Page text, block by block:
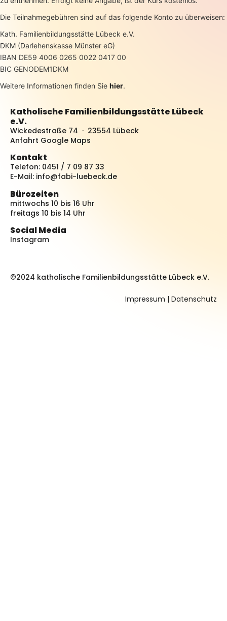
Die Teilnahmegebühren sind auf das folgende Konto zu überweisen:
Kath. Familienbildungsstätte Lübeck e.V.
DKM (Darlehenskasse Münster eG)
IBAN DE59 4006 0265 0022 0417 00
BIC GENODEM1DKM
Weitere Informationen finden Sie hier.
Katholische Familienbildungsstätte Lübeck
e.V.
Wickedestraße 74 · 23554 Lübeck
Anfahrt Google Maps
Kontakt
Telefon: 0451 / 7 09 87 33
E-Mail: info@fabi-luebeck.de
Bürozeiten
mittwochs 10 bis 16 Uhr
freitags 10 bis 14 Uhr
Social Media
Instagram
©2024 katholische Familienbildungsstätte Lübeck e.V.
Impressum | Datenschutz